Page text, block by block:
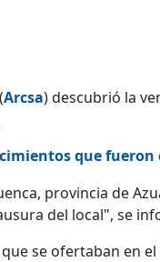
Arcsa) descubrió la
que
provincia de
del local", se
que se ofertaban en